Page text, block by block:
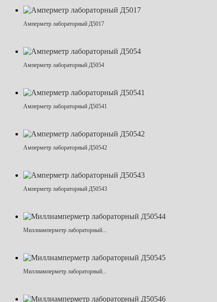
Амперметр лабораторный Д5017
Амперметр лабораторный Д5054
Амперметр лабораторный Д50541
Амперметр лабораторный Д50542
Амперметр лабораторный Д50543
Миллиамперметр лабораторный...
Миллиамперметр лабораторный...